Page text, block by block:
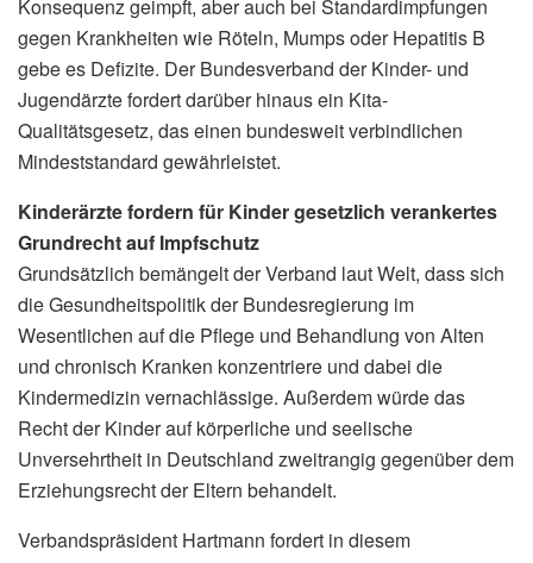
Konsequenz geimpft, aber auch bei Standardimpfungen
gegen Krankheiten wie Röteln, Mumps oder Hepatitis B
gebe es Defizite. Der Bundesverband der Kinder- und
Jugendärzte fordert darüber hinaus ein Kita-
Qualitätsgesetz, das einen bundesweit verbindlichen
Mindeststandard gewährleistet.
Kinderärzte fordern für Kinder gesetzlich verankertes
Grundrecht auf Impfschutz
Grundsätzlich bemängelt der Verband laut Welt, dass sich
die Gesundheitspolitik der Bundesregierung im
Wesentlichen auf die Pflege und Behandlung von Alten
und chronisch Kranken konzentriere und dabei die
Kindermedizin vernachlässige. Außerdem würde das
Recht der Kinder auf körperliche und seelische
Unversehrtheit in Deutschland zweitrangig gegenüber dem
Erziehungsrecht der Eltern behandelt.
Verbandspräsident Hartmann fordert in diesem